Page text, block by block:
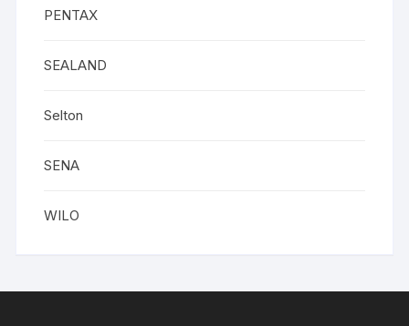
PENTAX
SEALAND
Selton
SENA
WILO